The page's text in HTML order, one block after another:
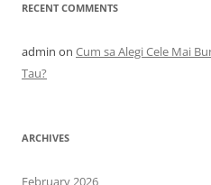
RECENT COMMENTS
admin on Cum sa Alegi Cele Mai
Tau?
ARCHIVES
February 2026